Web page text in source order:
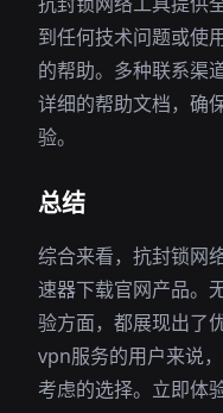
到任何技术问题或使
的帮助。多种联系渠
详细的帮助文档，确
验。
总结
综合来看，抗封锁网
速器下载官网产品。
验方面，都展现出了
vpn服务的用户来说
考虑的选择。立即体